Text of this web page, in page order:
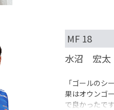
MF 18
水沼 宏太
「ゴールの
果はオウンゴ
で良かったです